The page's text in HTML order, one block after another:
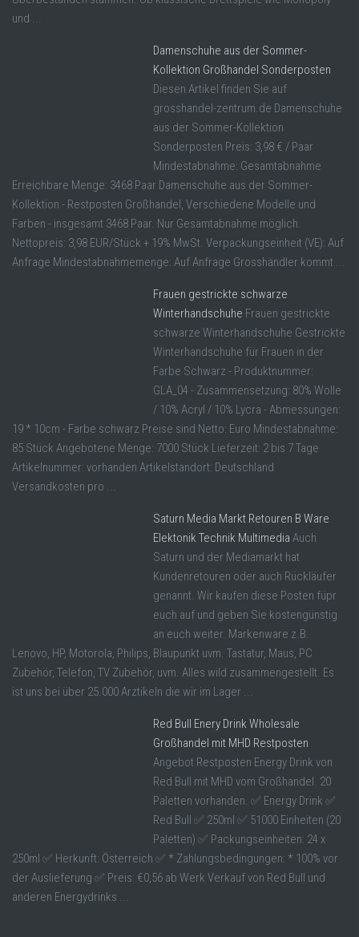
und ...
Damenschuhe aus der Sommer-
Kollektion Großhandel Sonderposten
Diesen Artikel finden Sie auf
grosshandel-zentrum.de Damenschuhe
aus der Sommer-Kollektion
Sonderposten Preis: 3,98 € / Paar
Mindestabnahme: Gesamtabnahme
Erreichbare Menge: 3468 Paar Damenschuhe aus der Sommer-
Kollektion - Restposten Großhandel, Verschiedene Modelle und
Farben - insgesamt 3468 Paar. Nur Gesamtabnahme möglich.
Nettopreis: 3,98 EUR/Stück + 19% MwSt. Verpackungseinheit (VE): Auf
Anfrage Mindestabnahmemenge: Auf Anfrage Grosshändler kommt ...
Frauen gestrickte schwarze
Winterhandschuhe Frauen gestrickte
schwarze Winterhandschuhe Gestrickte
Winterhandschuhe für Frauen in der
Farbe Schwarz - Produktnummer:
GLA_04 - Zusammensetzung: 80% Wolle
/ 10% Acryl / 10% Lycra - Abmessungen:
19 * 10cm - Farbe schwarz Preise sind Netto: Euro Mindestabnahme:
85 Stück Angebotene Menge: 7000 Stück Lieferzeit: 2 bis 7 Tage
Artikelnummer: vorhanden Artikelstandort: Deutschland
Versandkosten pro ...
Saturn Media Markt Retouren B Ware
Elektonik Technik Multimedia Auch
Saturn und der Mediamarkt hat
Kundenretouren oder auch Rückläufer
genannt. Wir kaufen diese Posten füpr
euch auf und geben Sie kostengünstig
an euch weiter. Markenware z.B.
Lenovo, HP, Motorola, Philips, Blaupunkt uvm. Tastatur, Maus, PC
Zubehör, Telefon, TV Zubehör, uvm. Alles wild zusammengestellt. Es
ist uns bei über 25.000 Arztikeln die wir im Lager ...
Red Bull Enery Drink Wholesale
Großhandel mit MHD Restposten
Angebot Restposten Energy Drink von
Red Bull mit MHD vom Großhandel. 20
Paletten vorhanden. ✅ Energy Drink ✅
Red Bull ✅ 250ml ✅ 51000 Einheiten (20
Paletten) ✅ Packungseinheiten: 24 x
250ml ✅ Herkunft: Österreich ✅ * Zahlungsbedingungen: * 100% vor
der Auslieferung ✅ Preis: €0,56 ab Werk Verkauf von Red Bull und
anderen Energydrinks ...